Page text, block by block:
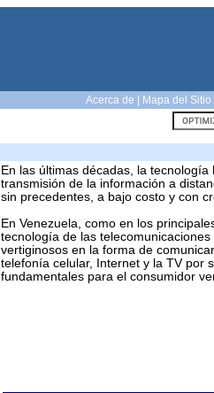
Acerca de Mapa del Sitio
En las últimas décadas, la
transmisión de la información a
sin precedentes, a bajo costo y con
En Venezuela, como en los
tecnología de las
vertiginosos en la forma de
telefonía celular, Internet y la TV por
fundamentales para el consumidor